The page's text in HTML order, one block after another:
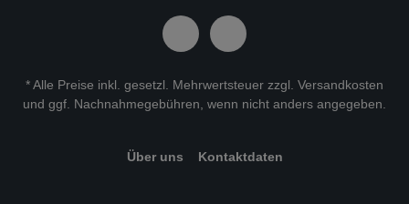
* Alle Preise inkl. gesetzl. Mehrwertsteuer zzgl. Versandkosten
und ggf. Nachnahmegebühren, wenn nicht anders angegeben.
Über uns Kontaktdaten